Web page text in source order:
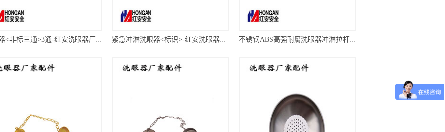
洗眼器<非标三通>3通-红安洗眼器厂家 紧急冲淋洗眼器<标识>-红安洗眼器厂家 不锈钢ABS高强耐腐洗眼器冲淋拉杆-红安洗眼器厂家